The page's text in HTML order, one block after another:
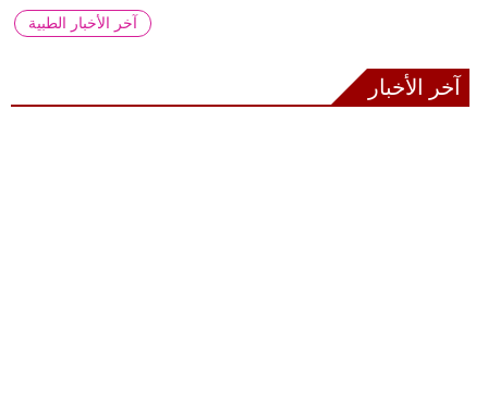
آخر الأخبار الطبية
آخر الأخبار